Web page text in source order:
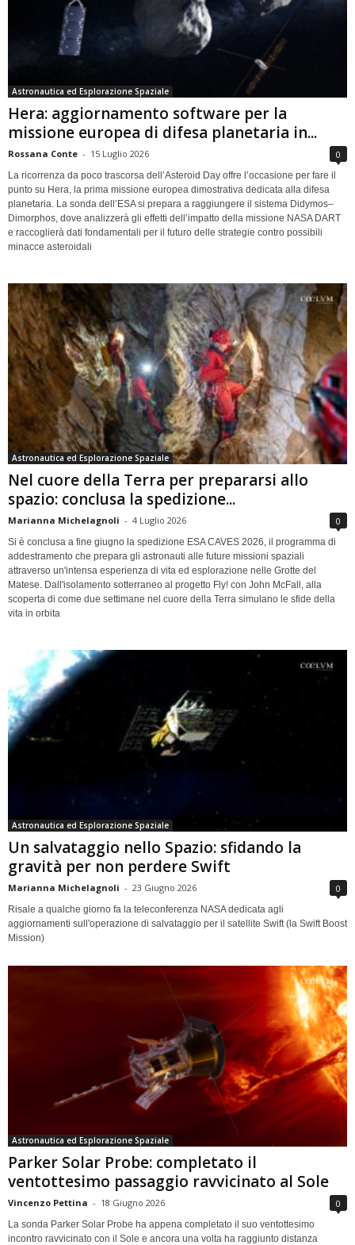
Astronautica ed Esplorazione Spaziale
Hera: aggiornamento software per la
missione europea di difesa planetaria in...
Rossana Conte - 15 Luglio 2026 0
La ricorrenza da poco trascorsa dell’Asteroid Day offre l’occasione per fare il
punto su Hera, la prima missione europea dimostrativa dedicata alla difesa
planetaria. La sonda dell’ESA si prepara a raggiungere il sistema Didymos–
Dimorphos, dove analizzerà gli effetti dell’impatto della missione NASA DART
e raccoglierà dati fondamentali per il futuro delle strategie contro possibili
minacce asteroidali
Astronautica ed Esplorazione Spaziale
Nel cuore della Terra per prepararsi allo
spazio: conclusa la spedizione...
Marianna Michelagnoli - 4 Luglio 2026 0
Si è conclusa a fine giugno la spedizione ESA CAVES 2026, il programma di
addestramento che prepara gli astronauti alle future missioni spaziali
attraverso un'intensa esperienza di vita ed esplorazione nelle Grotte del
Matese. Dall'isolamento sotterraneo al progetto Fly! con John McFall, alla
scoperta di come due settimane nel cuore della Terra simulano le sfide della
vita in orbita
Astronautica ed Esplorazione Spaziale
Un salvataggio nello Spazio: sfidando la
gravità per non perdere Swift
Marianna Michelagnoli - 23 Giugno 2026 0
Risale a qualche giorno fa la teleconferenza NASA dedicata agli
aggiornamenti sull'operazione di salvataggio per il satellite Swift (la Swift Boost
Mission)
Astronautica ed Esplorazione Spaziale
Parker Solar Probe: completato il
ventottesimo passaggio ravvicinato al Sole
Vincenzo Pettina - 18 Giugno 2026 0
La sonda Parker Solar Probe ha appena completato il suo ventottesimo
incontro ravvicinato con il Sole e ancora una volta ha raggiunto distanza